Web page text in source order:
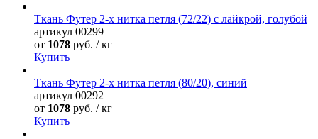
Ткань Футер 2-х нитка петля (72/22) с лайкрой, голубой
артикул 00299
от 1078 руб. / кг
Купить
Ткань Футер 2-х нитка петля (80/20), синий
артикул 00292
от 1078 руб. / кг
Купить